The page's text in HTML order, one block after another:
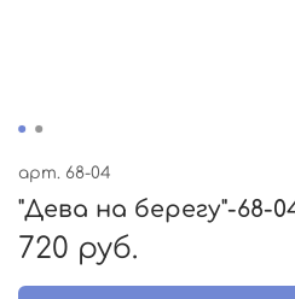
арт. 68-04
"Дева на берегу"-68-
720 руб.